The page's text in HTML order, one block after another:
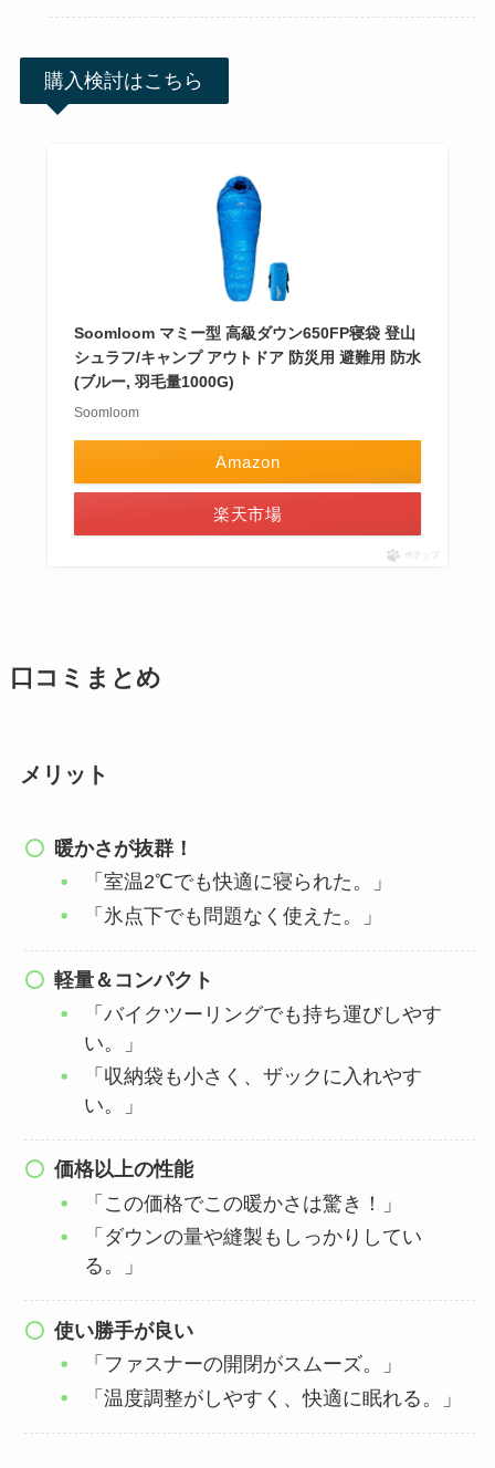
購入検討はこちら
Soomloom マミー型 高級ダウン650FP寝袋 登山
シュラフ/キャンプ アウトドア 防災用 避難用 防水
(ブルー, 羽毛量1000G)
Soomloom
Amazon
楽天市場
ポチップ
口コミまとめ
メリット
暖かさが抜群！
「室温2℃でも快適に寝られた。」
「氷点下でも問題なく使えた。」
軽量＆コンパクト
「バイクツーリングでも持ち運びしやす
い。」
「収納袋も小さく、ザックに入れやす
い。」
価格以上の性能
「この価格でこの暖かさは驚き！」
「ダウンの量や縫製もしっかりしてい
る。」
使い勝手が良い
「ファスナーの開閉がスムーズ。」
「温度調整がしやすく、快適に眠れる。」